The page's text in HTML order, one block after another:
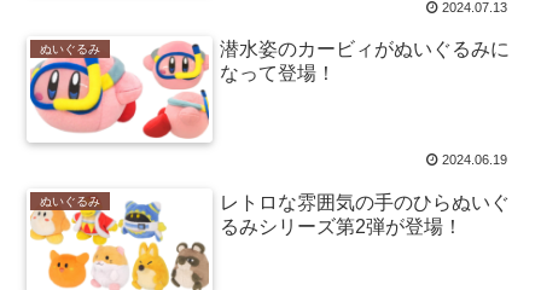
2024.07.13
ぬいぐるみ
潜水姿のカービィがぬいぐるみに
なって登場！
2024.06.19
ぬいぐるみ
レトロな雰囲気の手のひらぬいぐ
るみシリーズ第2弾が登場！